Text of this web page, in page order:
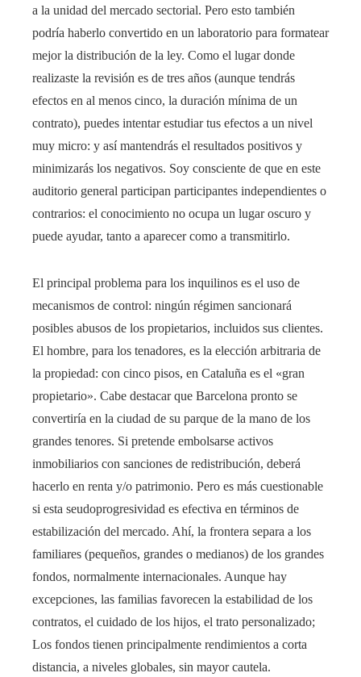
a la unidad del mercado sectorial. Pero esto también
podría haberlo convertido en un laboratorio para formatear
mejor la distribución de la ley. Como el lugar donde
realizaste la revisión es de tres años (aunque tendrás
efectos en al menos cinco, la duración mínima de un
contrato), puedes intentar estudiar tus efectos a un nivel
muy micro: y así mantendrás el resultados positivos y
minimizarás los negativos. Soy consciente de que en este
auditorio general participan participantes independientes o
contrarios: el conocimiento no ocupa un lugar oscuro y
puede ayudar, tanto a aparecer como a transmitirlo.
El principal problema para los inquilinos es el uso de
mecanismos de control: ningún régimen sancionará
posibles abusos de los propietarios, incluidos sus clientes.
El hombre, para los tenadores, es la elección arbitraria de
la propiedad: con cinco pisos, en Cataluña es el «gran
propietario». Cabe destacar que Barcelona pronto se
convertiría en la ciudad de su parque de la mano de los
grandes tenores. Si pretende embolsarse activos
inmobiliarios con sanciones de redistribución, deberá
hacerlo en renta y/o patrimonio. Pero es más cuestionable
si esta seudoprogresividad es efectiva en términos de
estabilización del mercado. Ahí, la frontera separa a los
familiares (pequeños, grandes o medianos) de los grandes
fondos, normalmente internacionales. Aunque hay
excepciones, las familias favorecen la estabilidad de los
contratos, el cuidado de los hijos, el trato personalizado;
Los fondos tienen principalmente rendimientos a corta
distancia, a niveles globales, sin mayor cautela.